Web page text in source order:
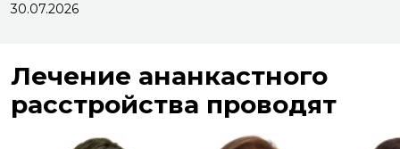
30.07.2026
Лечение ананкастного
расстройства проводят